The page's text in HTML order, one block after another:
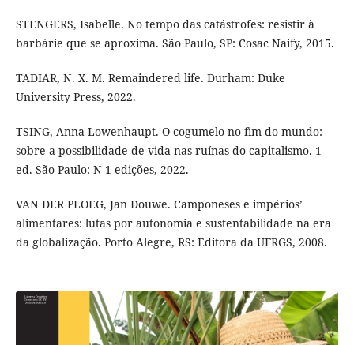
STENGERS, Isabelle. No tempo das catástrofes: resistir à
barbárie que se aproxima. São Paulo, SP: Cosac Naify, 2015.
TADIAR, N. X. M. Remaindered life. Durham: Duke
University Press, 2022.
TSING, Anna Lowenhaupt. O cogumelo no fim do mundo:
sobre a possibilidade de vida nas ruínas do capitalismo. 1
ed. São Paulo: N-1 edições, 2022.
VAN DER PLOEG, Jan Douwe. Camponeses e impérios’
alimentares: lutas por autonomia e sustentabilidade na era
da globalização. Porto Alegre, RS: Editora da UFRGS, 2008.